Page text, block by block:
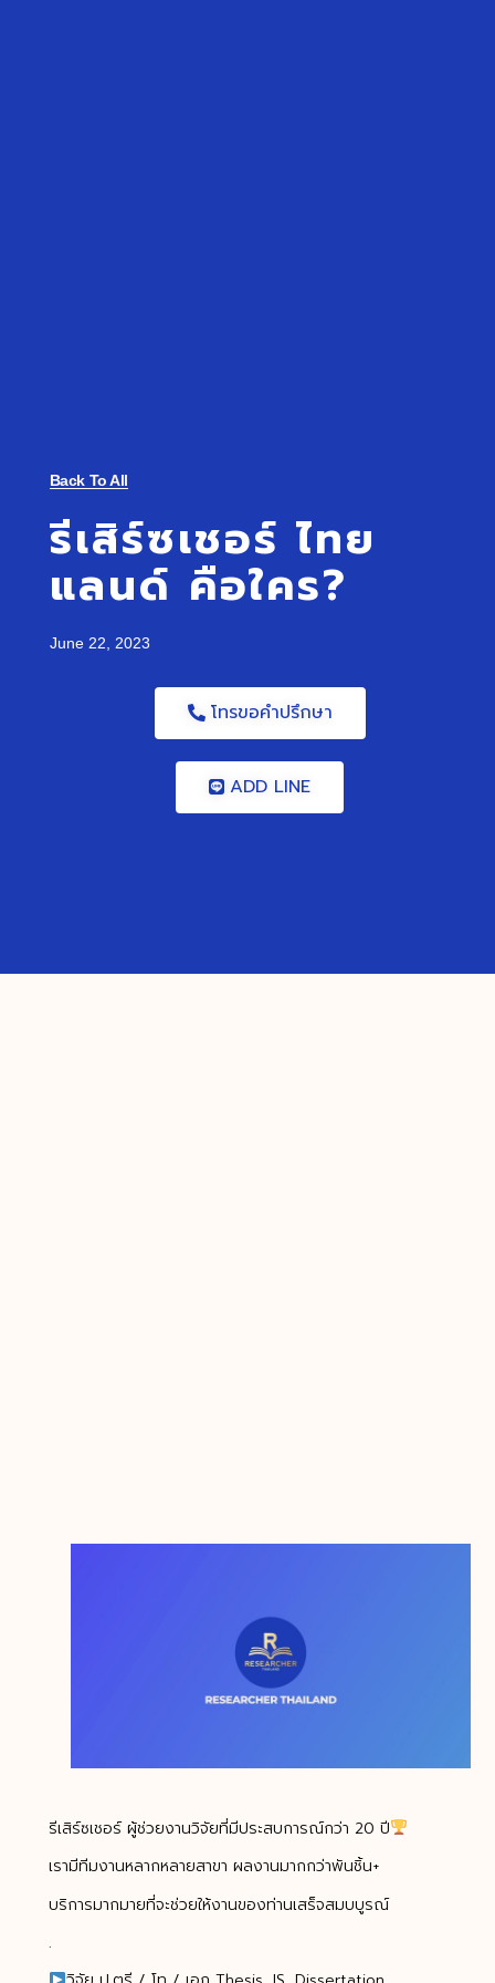
Back To All
รีเสิร์ซเชอร์ ไทย
แลนด์ คือใคร?
June 22, 2023
โทรขอคำปรึกษา
ADD LINE
รีเสิร์ซเชอร์ ผู้ช่วยงานวิจัยที่มีประสบการณ์กว่า 20 ปี
เรามีทีมงานหลากหลายสาขา ผลงานมากกว่าพันชิ้น+
บริการมากมายที่จะช่วยให้งานของท่านเสร็จสมบบูรณ์
.